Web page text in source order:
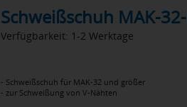
Schweißschuh MAK-
Verfügbarkeit: 1-2 Werktage
- Schweißschuh für MAK-32 und größer
- zur Schweißung von V-Nähten